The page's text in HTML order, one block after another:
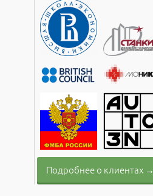
Подробнее о клиентах →